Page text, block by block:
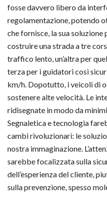
fosse davvero libero da
regolamentazione, potendo
che fornisce, la sua
costruire una strada a tre
traffico lento, un’altra per
terza per i guidatori così
km/h. Dopotutto, i veicoli di
sostenere alte velocità. Le
ridisegnate in modo da
Segnaletica e tecnologia
cambi rivoluzionari: le
nostra immaginazione.
sarebbe focalizzata sulla
dell’esperienza del cliente,
sulla prevenzione, spesso